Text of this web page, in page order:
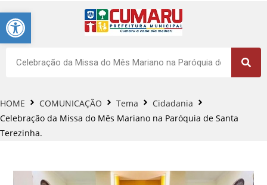
Barra de Ferramentas Aberta
HOME COMUNICAÇÃO Tema
Cidadania
Celebração da Missa do Mês Mariano na Paróquia de Santa
Terezinha.